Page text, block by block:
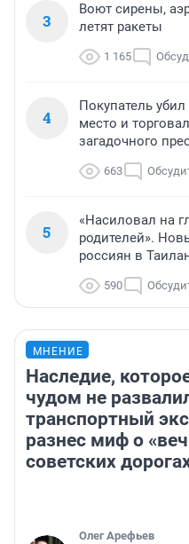
3
Воют сирены,
летят ракеты
1 165
4
Покупатель
место и
загадочного
663
5
«Насиловал на
родителей».
россиян в
590
МНЕНИЕ
Наследие,
чудом не
транспортный
разнес миф о
советских
Олег Арефьев